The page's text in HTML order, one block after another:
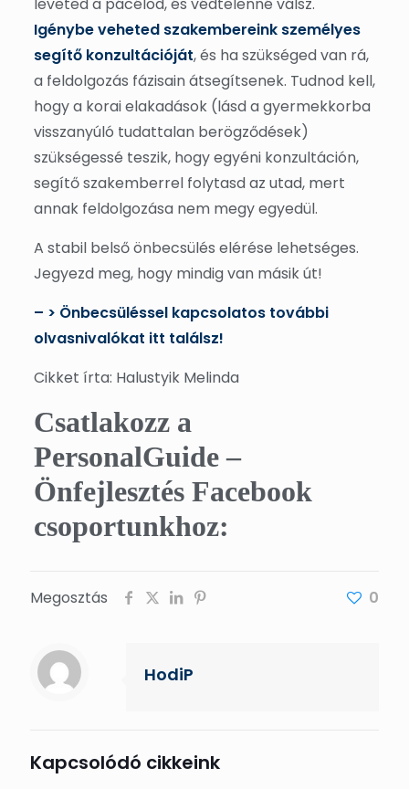
Igénybe veheted szakembereink személyes
segítő konzultációját, és ha szükséged van rá,
a feldolgozás fázisain átsegítsenek. Tudnod kell,
hogy a korai elakadások (lásd a gyermekkorba
visszanyúló tudattalan berögződések)
szükségessé teszik, hogy egyéni konzultáción,
segítő szakemberrel folytasd az utad, mert
annak feldolgozása nem megy egyedül.
A stabil belső önbecsülés elérése lehetséges.
Jegyezd meg, hogy mindig van másik út!
– > Önbecsüléssel kapcsolatos további
olvasnivalókat itt találsz!
Cikket írta: Halustyik Melinda
Csatlakozz a
PersonalGuide –
Önfejlesztés Facebook
csoportunkhoz:
Megosztás 0
HodiP
Kapcsolódó cikkeink